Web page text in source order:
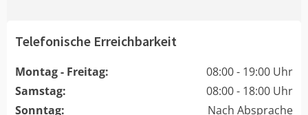
Telefonische Erreichbarkeit
Montag - Freitag:
08:00 - 19:00 Uhr
Samstag:
08:00 - 18:00 Uhr
Sonntag:
Nach Absprache